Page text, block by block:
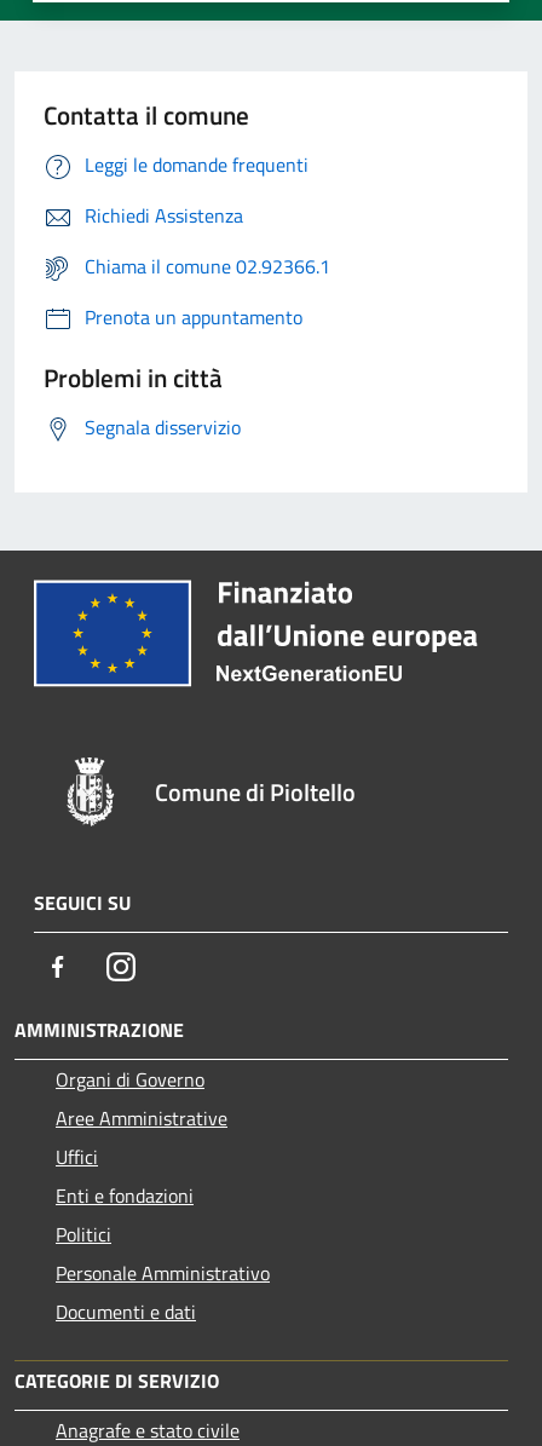
Contatta il comune
Leggi le domande frequenti
Richiedi Assistenza
Chiama il comune 02.92366.1
Prenota un appuntamento
Problemi in città
Segnala disservizio
Comune di Pioltello
SEGUICI SU
FacebookInstagram
AMMINISTRAZIONE
Organi di Governo
Aree Amministrative
Uffici
Enti e fondazioni
Politici
Personale Amministrativo
Documenti e dati
CATEGORIE DI SERVIZIO
Anagrafe e stato civile